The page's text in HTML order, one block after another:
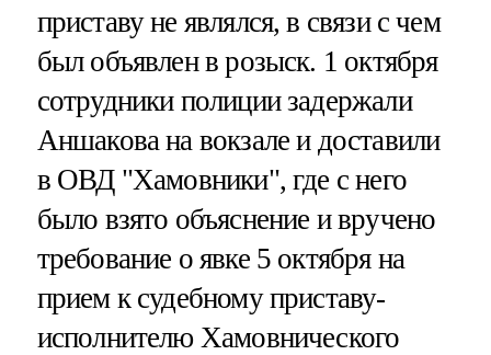
приставу не являлся, в связи с чем
был объявлен в розыск. 1 октября
сотрудники полиции задержали
Аншакова на вокзале и доставили
в ОВД "Хамовники", где с него
было взято объяснение и вручено
требование о явке 5 октября на
прием к судебному приставу-
исполнителю Хамовнического